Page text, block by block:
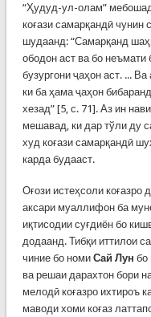
“Ҳудуд-ул-олам”
коғази самарқандӣ чунин
шудаанд: “Самарқанд
ободон аст ва бо неъмати
бузургони ҷаҳон аст. ... Ва
ки ба ҳама ҷаҳон
хезад” [5, с. 71]. Аз ин
мешавад, ки дар тўли ду
худ коғази самарқандӣ
карда будааст.
Оғози истеҳсоли коғазро
аксари муаллифон ба
иқтисодии суғдиён бо
додаанд. Тибқи иттилои
чиние бо номи Сай Лун бо
ва решаи дарахтон бори
мелодӣ коғазро ихтироъ
маводи хоми коғаз